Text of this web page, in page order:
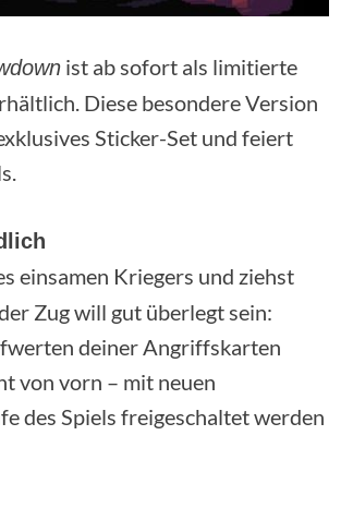
ist ab sofort als limitierte
Diese besondere Version
Sticker-Set und feiert
einsamen Kriegers und ziehst
Zug will gut überlegt sein:
deiner Angriffskarten
von vorn – mit neuen
des Spiels freigeschaltet werden